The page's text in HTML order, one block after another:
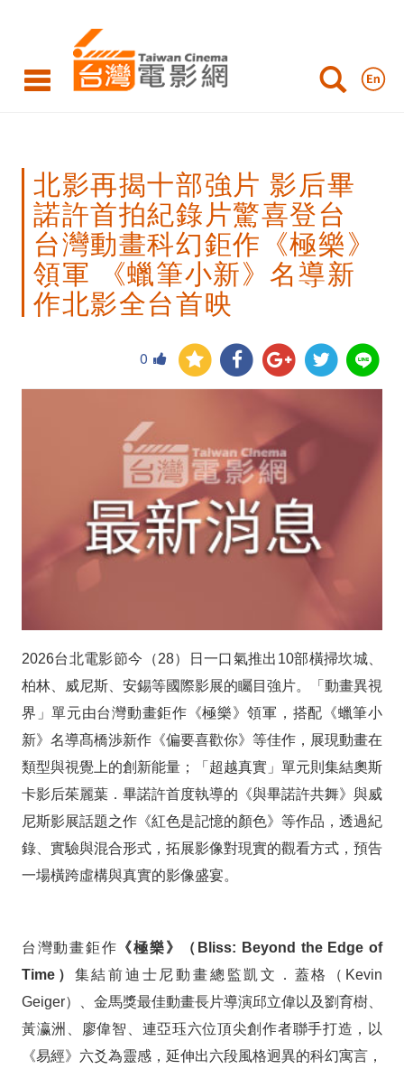
再
十
諾
紀
驚
喜
登
台
台
灣
動
科
幻
鉅
作
北影再揭十部強片 影后畢
諾許首拍紀錄片驚喜登台
台灣動畫科幻鉅作《極樂》
領軍 《蠟筆小新》名導新
作北影全台首映
0
2026台北電影節今（28）日一口氣推出10部橫掃坎城、
柏林、威尼斯、安錫等國際影展的矚目強片。「動畫異視
界」單元由台灣動畫鉅作《極樂》領軍，搭配《蠟筆小
新》名導髙橋渉新作《偏要喜歡你》等佳作，展現動畫在
類型與視覺上的創新能量；「超越真實」單元則集結奧斯
卡影后茱麗葉．畢諾許首度執導的《與畢諾許共舞》與威
尼斯影展話題之作《紅色是記憶的顏色》等作品，透過紀
錄、實驗與混合形式，拓展影像對現實的觀看方式，預告
一場橫跨虛構與真實的影像盛宴。
台灣動畫鉅作 《極樂》（Bliss: Beyond the Edge of
Time） 集結前迪士尼動畫總監凱文．蓋格（Kevin
Geiger）、金馬獎最佳動畫長片導演邱立偉以及劉育樹、
黃瀛洲、廖偉智、連亞珏六位頂尖創作者聯手打造，以
《易經》六爻為靈感，延伸出六段風格迥異的科幻寓言，